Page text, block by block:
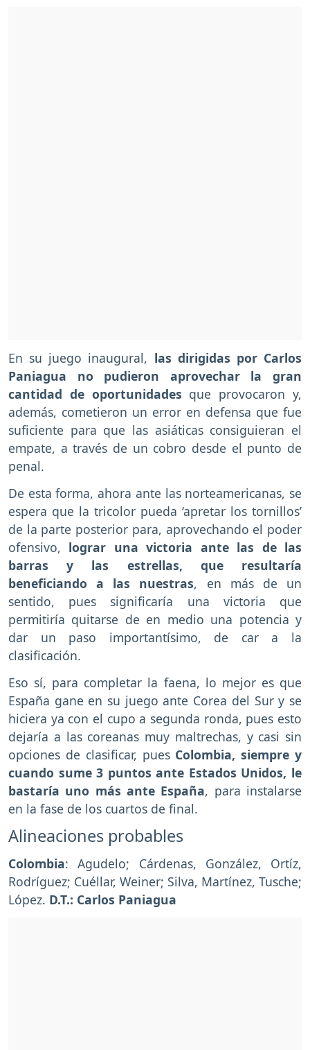
En su juego inaugural, las dirigidas por Carlos
Paniagua no pudieron aprovechar la gran
cantidad de oportunidades que provocaron y,
además, cometieron un error en defensa que fue
suficiente para que las asiáticas consiguieran el
empate, a través de un cobro desde el punto de
penal.
De esta forma, ahora ante las norteamericanas, se
espera que la tricolor pueda ‘apretar los tornillos’
de la parte posterior para, aprovechando el poder
ofensivo, lograr una victoria ante las de las
barras y las estrellas, que resultaría
beneficiando a las nuestras, en más de un
sentido, pues significaría una victoria que
permitiría quitarse de en medio una potencia y
dar un paso importantísimo, de car a la
clasificación.
Eso sí, para completar la faena, lo mejor es que
España gane en su juego ante Corea del Sur y se
hiciera ya con el cupo a segunda ronda, pues esto
dejaría a las coreanas muy maltrechas, y casi sin
opciones de clasificar, pues Colombia, siempre y
cuando sume 3 puntos ante Estados Unidos, le
bastaría uno más ante España, para instalarse
en la fase de los cuartos de final.
Alineaciones probables
Colombia: Agudelo; Cárdenas, González, Ortíz,
Rodríguez; Cuéllar, Weiner; Silva, Martínez, Tusche;
López. D.T.: Carlos Paniagua